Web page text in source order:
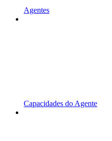
Agentes
Capacidades do Agente